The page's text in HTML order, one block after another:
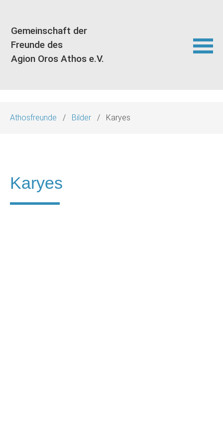
Gemeinschaft der
Freunde des
Agion Oros Athos e.V.
Athosfreunde Bilder Karyes
Karyes